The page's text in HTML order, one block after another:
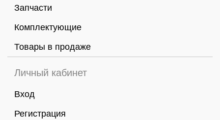
Запчасти
Комплектующие
Товары в продаже
Личный кабинет
Вход
Регистрация